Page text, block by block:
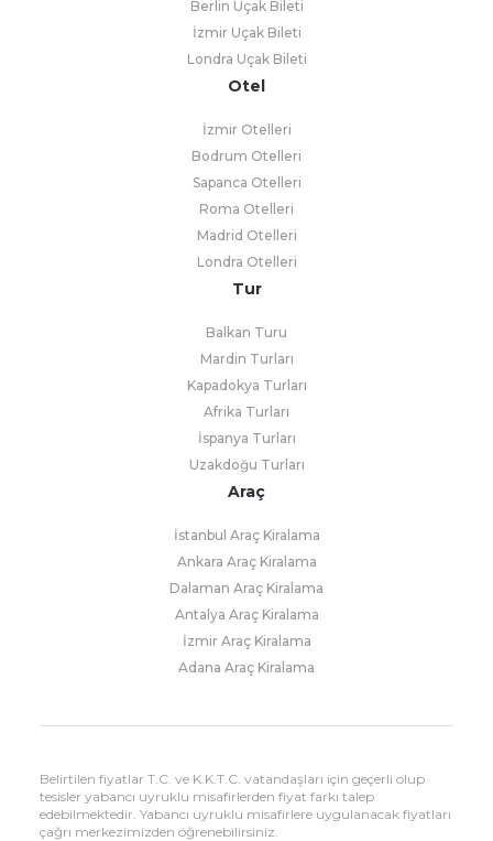
Berlin Uçak Bileti
İzmir Uçak Bileti
Londra Uçak Bileti
Otel
İzmir Otelleri
Bodrum Otelleri
Sapanca Otelleri
Roma Otelleri
Madrid Otelleri
Londra Otelleri
Tur
Balkan Turu
Mardin Turları
Kapadokya Turları
Afrika Turları
İspanya Turları
Uzakdoğu Turları
Araç
İstanbul Araç Kiralama
Ankara Araç Kiralama
Dalaman Araç Kiralama
Antalya Araç Kiralama
İzmir Araç Kiralama
Adana Araç Kiralama
Belirtilen fiyatlar T.C. ve K.K.T.C. vatandaşları için geçerli olup
tesisler yabancı uyruklu misafirlerden fiyat farkı talep
edebilmektedir. Yabancı uyruklu misafirlere uygulanacak fiyatları
çağrı merkezimizden öğrenebilirsiniz.